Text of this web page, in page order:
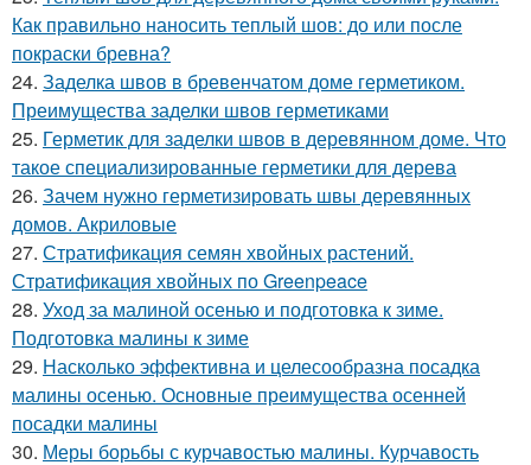
Как правильно наносить теплый шов: до или после
покраски бревна?
24. Заделка швов в бревенчатом доме герметиком.
Преимущества заделки швов герметиками
25. Герметик для заделки швов в деревянном доме. Что
такое специализированные герметики для дерева
26. Зачем нужно герметизировать швы деревянных
домов. Акриловые
27. Стратификация семян хвойных растений.
Стратификация хвойных по Greenpeace
28. Уход за малиной осенью и подготовка к зиме.
Подготовка малины к зиме
29. Насколько эффективна и целесообразна посадка
малины осенью. Основные преимущества осенней
посадки малины
30. Меры борьбы с курчавостью малины. Курчавость